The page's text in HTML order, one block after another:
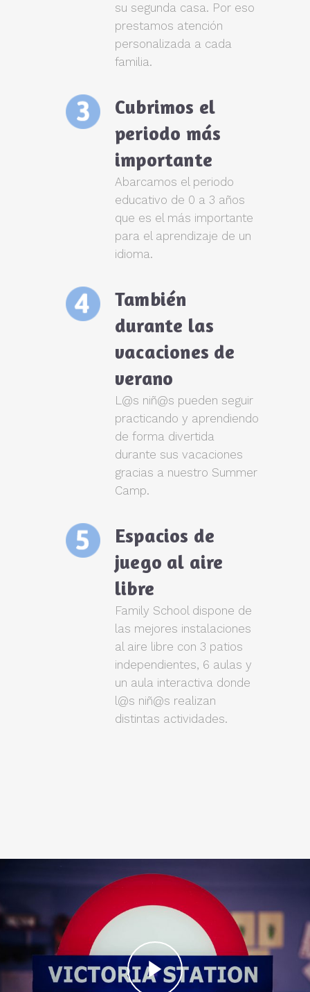
su segunda casa. Por eso
prestamos atención
personalizada a cada
familia.
Cubrimos el
periodo más
importante
Abarcamos el periodo
educativo de 0 a 3 años
que es el más importante
para el aprendizaje de un
idioma.
También
durante las
vacaciones de
verano
L@s niñ@s pueden seguir
practicando y aprendiendo
de forma divertida
durante sus vacaciones
gracias a nuestro Summer
Camp.
Espacios de
juego al aire
libre
Family School dispone de
las mejores instalaciones
al aire libre con 3 patios
independientes, 6 aulas y
un aula interactiva donde
l@s niñ@s realizan
distintas actividades.